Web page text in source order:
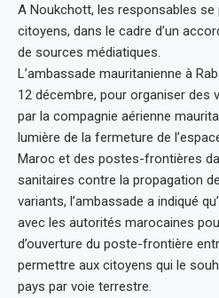
A Noukchott, les responsables se
citoyens, dans le cadre d’un
de sources médiatiques.
L’ambassade mauritanienne à
12 décembre, pour organiser des
par la compagnie aérienne
lumière de la fermeture de
Maroc et des postes-frontières
sanitaires contre la propagation
variants, l’ambassade a indiqué
avec les autorités marocaines
d’ouverture du poste-frontière
permettre aux citoyens qui le
pays par voie terrestre.